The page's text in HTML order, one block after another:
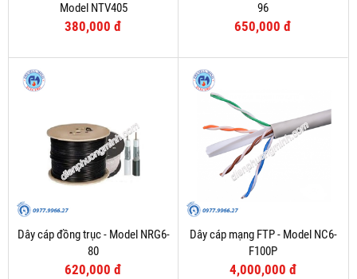
Model NTV405
380,000 đ
96
650,000 đ
Dây cáp đồng trục - Model NRG6-
80
620,000 đ
Dây cáp mạng FTP - Model NC6-
F100P
4,000,000 đ